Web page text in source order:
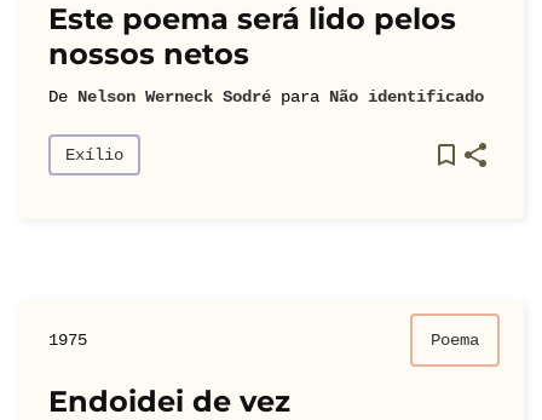
Este poema será lido pelos
nossos netos
De Nelson Werneck Sodré para Não identificado
Exílio
1975 Poema
Endoidei de vez